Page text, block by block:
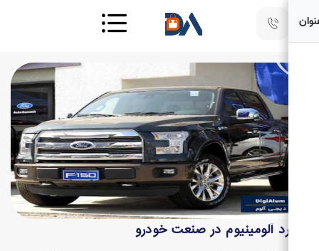
آلومینیوم در صنعت خودرو